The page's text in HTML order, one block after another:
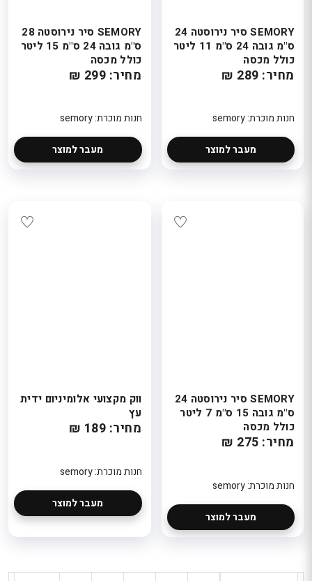
SEMORY סיר נירוסטה 24
ס"מ גובה 24 ס"מ 11 ליטר
כולל מכסה
מחיר: 289 ₪
חנות מוכרת: semory
מעבר למוצר
SEMORY סיר נירוסטה 28
ס"מ גובה 24 ס"מ 15 ליטר
כולל מכסה
מחיר: 299 ₪
חנות מוכרת: semory
מעבר למוצר
SEMORY סיר נירוסטה 24
ס"מ גובה 15 ס"מ 7 ליטר
כולל מכסה
מחיר: 275 ₪
חנות מוכרת: semory
מעבר למוצר
ווק מקצועי אלומיניום ידית
עץ
מחיר: 189 ₪
חנות מוכרת: semory
מעבר למוצר